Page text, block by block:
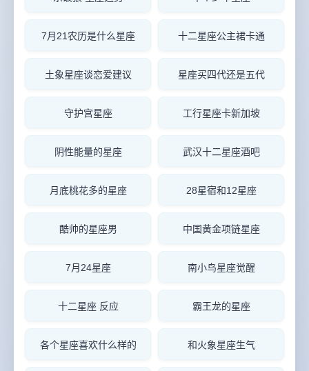
7月21农历是什么星座 十二星座公主裙卡通
土象星座谈恋爱建议 星座买四代还是五代
守护宫星座 工行星座卡新加坡
阴性能量的星座 武汉十二星座酒吧
月底桃花多的星座 28星宿和12星座
酷帅的星座男 中国黄金项链星座
7月24星座 南小鸟星座觉醒
十二星座 反应 霸王龙的星座
各个星座喜欢什么样的 和火象星座生气